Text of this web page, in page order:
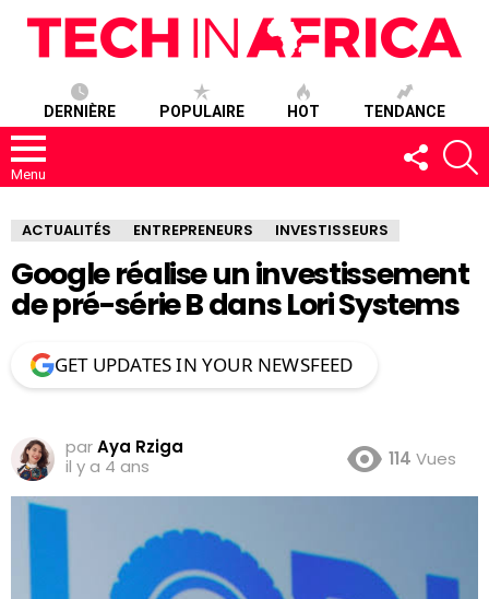
DERNIÈRE POPULAIRE HOT TENDANCE
Menu
SUIVEZ-
NOUS
ACTUALITÉS ENTREPRENEURS INVESTISSEURS
Google réalise un investissement
de pré-série B dans Lori Systems
GET UPDATES IN YOUR NEWSFEED
parAya Rziga
il y a 4 ans
114 Vues